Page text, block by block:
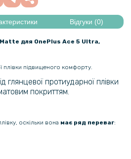
грн
Case для OnePlus 13 з дзеркалом
Matte Case для OnePlus Ace 2 / 11R
Відгуки (0)
Matte для OnePlus Ace 5 Ultra​​,
плівки підвищеного комфорту.
глянцевої протиударної плівки
покриттям.
оскільки вона має ряд переваг: